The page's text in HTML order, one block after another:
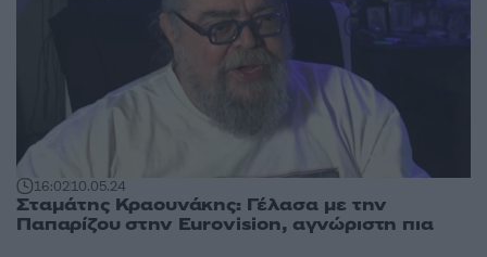
16:0210.05.24
Σταμάτης Κραουνάκης: Γέλασα με την
Παπαρίζου στην Eurovision, αγνώριστη πια